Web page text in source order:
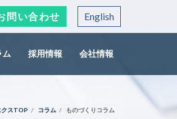
問い合わせ English
ム 採用情報 会社情報
クスTOP コラム ものづくりコラム